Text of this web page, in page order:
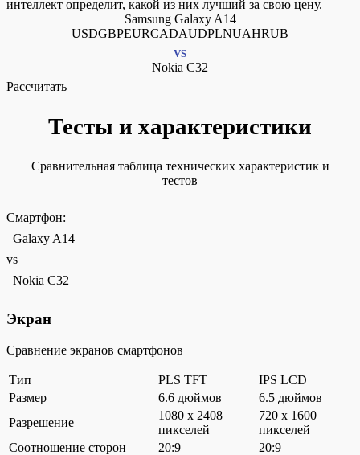
интеллект определит, какой из них лучший за свою цену.
Samsung Galaxy A14
USDGBPEURCADAUDPLNUAHRUB
VS
Nokia C32
Рассчитать
Тесты и характеристики
Сравнительная таблица технических характеристик и
тестов
Смартфон:
Galaxy A14
vs
Nokia C32
Экран
Сравнение экранов смартфонов
Тип PLS TFT
IPS LCD
Размер
6.6 дюймов
6.5 дюймов
Разрешение
1080 x 2408
пикселей
720 x 1600
пикселей
Соотношение сторон
20:9
20:9